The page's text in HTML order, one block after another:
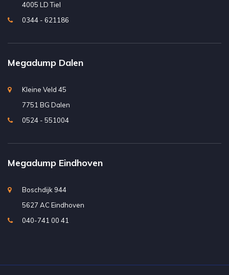
4005 LD Tiel
0344 - 621186
Megadump Dalen
Kleine Veld 45
7751 BG Dalen
0524 - 551004
Megadump Eindhoven
Boschdijk 944
5627 AC Eindhoven
040-741 00 41